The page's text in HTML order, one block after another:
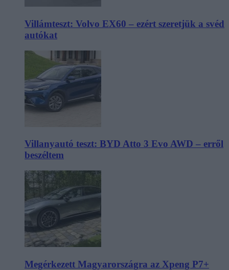
Villámteszt: Volvo EX60 – ezért szeretjük a svéd
autókat
Villanyautó teszt: BYD Atto 3 Evo AWD – erről
beszéltem
Megérkezett Magyarországra az Xpeng P7+